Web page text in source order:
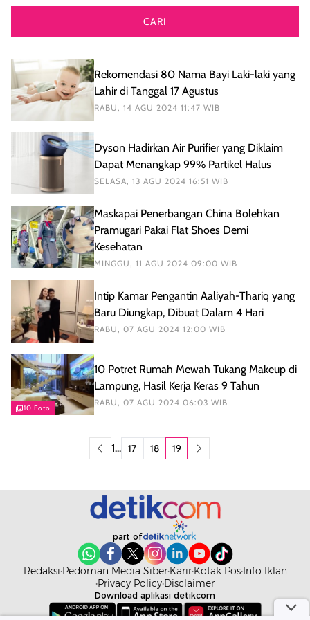
CARI
Rekomendasi 80 Nama Bayi Laki-laki yang
Lahir di Tanggal 17 Agustus
RABU, 14 AGU 2024 11:47 WIB
Dyson Hadirkan Air Purifier yang Diklaim
Dapat Menangkap 99% Partikel Halus
SELASA, 13 AGU 2024 16:51 WIB
Maskapai Penerbangan China Bolehkan
Pramugari Pakai Flat Shoes Demi
Kesehatan
MINGGU, 11 AGU 2024 09:00 WIB
Intip Kamar Pengantin Aaliyah-Thariq yang
Baru Diungkap, Dibuat Dalam 4 Hari
RABU, 07 AGU 2024 12:00 WIB
10 Foto
10 Potret Rumah Mewah Tukang Makeup di
Lampung, Hasil Kerja Keras 9 Tahun
RABU, 07 AGU 2024 06:03 WIB
1... 17 18 19
part of
RedaksiPedoman Media SiberKarirKotak PosInfo Iklan
Privacy Policy Disclaimer
Download aplikasi detikcom